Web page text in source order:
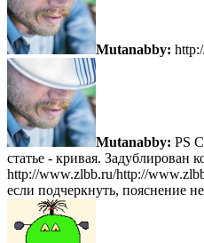
Mutanabby:
Mutanabby: PS
статье - кривая. Задублирован
http://www.zlbb.ru/http://
если подчеркнуть, пояснение